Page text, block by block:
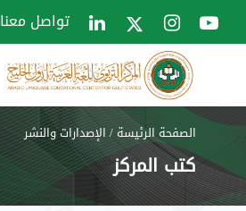
تواصل معنا
الصفحة الرئيسة/الإصدارات والنشر
كتب المركز